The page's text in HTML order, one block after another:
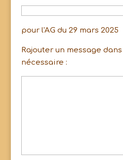
pour l'AG du 29 mars 2025
Rajouter un message
nécessaire :